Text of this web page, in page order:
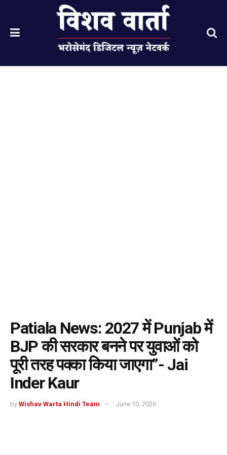
Patiala News: 2027 में Punjab में
BJP की सरकार बनने पर युवाओं को
पूरी तरह पक्का किया जाएगा”- Jai
Inder Kaur
by Wishav Warta Hindi Team June 10, 2026